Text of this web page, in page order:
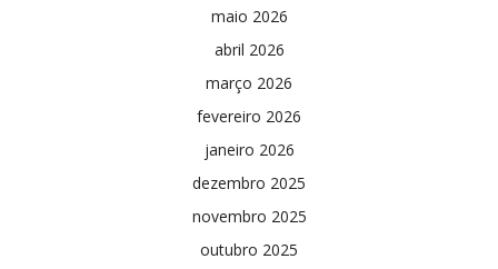
maio 2026
abril 2026
março 2026
fevereiro 2026
janeiro 2026
dezembro 2025
novembro 2025
outubro 2025